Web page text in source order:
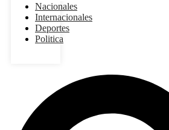
Nacionales
Internacionales
Deportes
Politica